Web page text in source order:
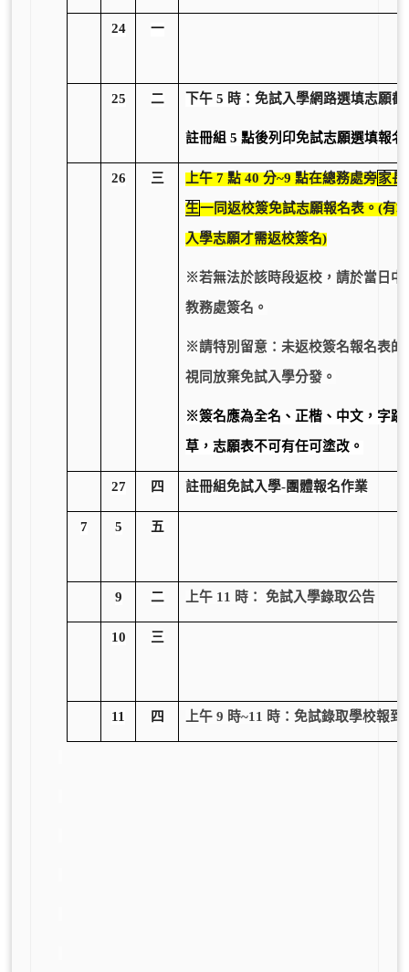
24 一
25 二 下午 5 時：免試入學網路選填志願截
註冊組 5 點後列印免試志願選填報名
26 三 上午 7 點 40 分~9 點在總務處旁家長
生一同返校簽免試志願報名表。(有
入學志願才需返校簽名)
※若無法於該時段返校，請於當日中
教務處簽名。
※請特別留意：未返校簽名報名表的
視同放棄免試入學分發。
※簽名應為全名、正楷、中文，字跡
草，志願表不可有任可塗改。
27 四 註冊組免試入學-團體報名作業
7 5 五
9 二 上午 11 時： 免試入學錄取公告
10 三
11 四 上午 9 時~11 時：免試錄取學校報到